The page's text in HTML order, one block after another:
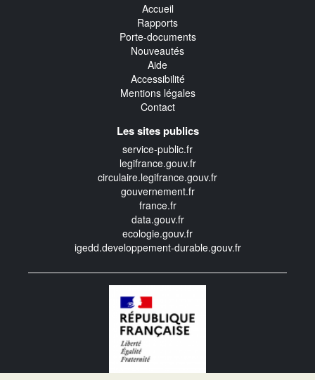
Accueil
Rapports
Porte-documents
Nouveautés
Aide
Accessibilité
Mentions légales
Contact
Les sites publics
service-public.fr
legifrance.gouv.fr
circulaire.legifrance.gouv.fr
gouvernement.fr
france.fr
data.gouv.fr
ecologie.gouv.fr
igedd.developpement-durable.gouv.fr